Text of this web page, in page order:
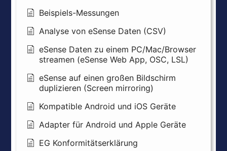
Beispiels-Messungen
Analyse von eSense Daten (CSV)
eSense Daten zu einem PC/Mac/Browser
streamen (eSense Web App, OSC, LSL)
eSense auf einen großen Bildschirm
duplizieren (Screen mirroring)
Kompatible Android und iOS Geräte
Adapter für Android und Apple Geräte
EG Konformitätserklärung